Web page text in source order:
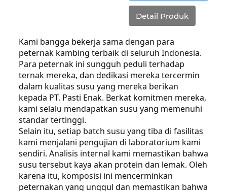
Detail Produk
Kami bangga bekerja sama dengan para
peternak kambing terbaik di seluruh Indonesia.
Para peternak ini sungguh peduli terhadap
ternak mereka, dan dedikasi mereka tercermin
dalam kualitas susu yang mereka berikan
kepada PT. Pasti Enak. Berkat komitmen mereka,
kami selalu mendapatkan susu yang memenuhi
standar tertinggi.
Selain itu, setiap batch susu yang tiba di fasilitas
kami menjalani pengujian di laboratorium kami
sendiri. Analisis internal kami memastikan bahwa
susu tersebut kaya akan protein dan lemak. Oleh
karena itu, komposisi ini mencerminkan
peternakan yang unggul dan memastikan bahwa